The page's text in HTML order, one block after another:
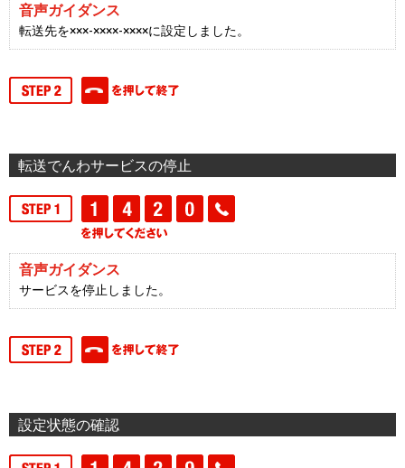
音声ガイダンス
転送先を×××-××××-××××に設定しました。
転送でんわサービスの停止
音声ガイダンス
サービスを停止しました。
設定状態の確認